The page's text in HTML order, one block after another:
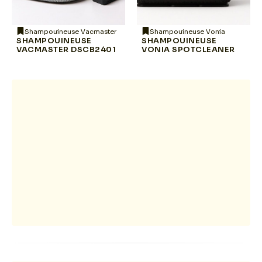
Shampouineuse Vacmaster
SHAMPOUINEUSE
VACMASTER DSCB2401
Shampouineuse Vonia
SHAMPOUINEUSE
VONIA SPOTCLEANER